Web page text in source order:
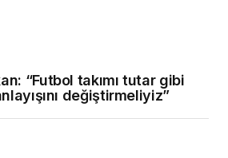
“Futbol takımı tutar gibi
değiştirmeliyiz”